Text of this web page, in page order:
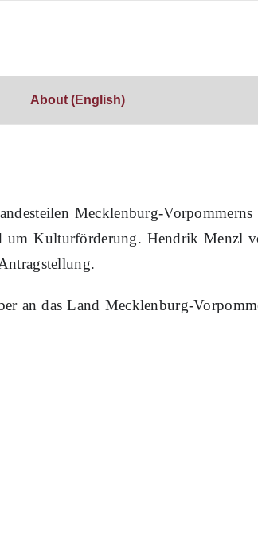
About (English)
Mecklenburg-Vorpommerns
um Kulturförderung. Hendrik Menzl
an das Land Mecklenburg-